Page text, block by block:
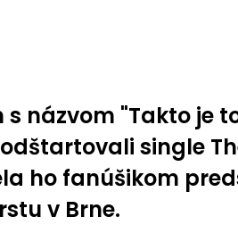
názvom "Takto je
single
ho fanúšikom
v Brne.